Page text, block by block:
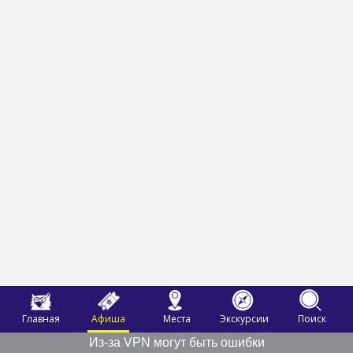
Главная Афиша Места Экскурсии
Поиск
Из-за VPN могут быть ошибки